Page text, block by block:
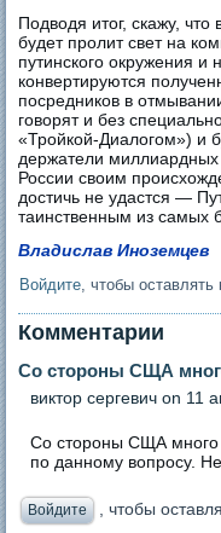
Подводя итог, скажу, что
будет пролит свет на
путинского окружения и
конвертируются
посредников в
говорят и без
«Тройкой-Диалогом») и
держатели
России своим
достичь не удастся —
таинственным из самых
Владислав Иноземцев
Войдите , чтобы
Комментарии
Со стороны СЩА
виктор сергевич on 11
Со стороны СЩА много
по данному вопросу.
Войдите , чтобы